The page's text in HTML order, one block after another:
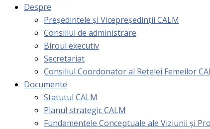
Despre
Președintele și Vicepreședinții CALM
Consiliul de administrare
Biroul executiv
Secretariat
Consiliul Coordonator al Rețelei Femeilor
Documente
Statutul CALM
Planul strategic CALM
Fundamentele Conceptuale ale Viziunii și